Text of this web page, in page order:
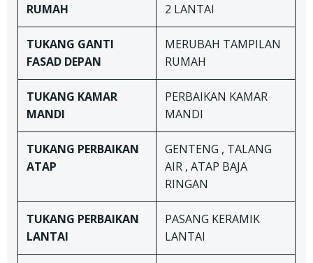
RUMAH
2 LANTAI
TUKANG GANTI
FASAD DEPAN
MERUBAH TAMPILAN
RUMAH
TUKANG KAMAR
MANDI
PERBAIKAN KAMAR
MANDI
TUKANG PERBAIKAN
ATAP
GENTENG , TALANG
AIR , ATAP BAJA
RINGAN
TUKANG PERBAIKAN
LANTAI
PASANG KERAMIK
LANTAI